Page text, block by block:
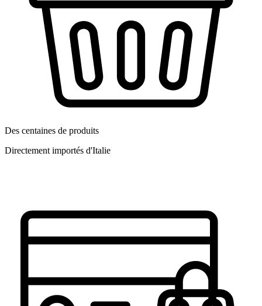
Des centaines de produits
Directement importés d'Italie